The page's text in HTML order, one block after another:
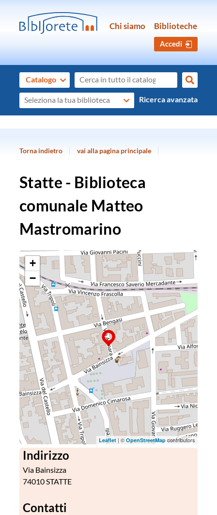
Chi siamo Biblioteche
Accedi
Catalogo
cambia
Cerca su "Catalogo"
Cerca
Ricerca avanzata
Seleziona
la
Torna indietro vai alla pagina principale
Statte - Biblioteca
comunale Matteo
Mastromarino
+
−
Leaflet | © OpenStreetMap contributors
Indirizzo
Via Bainsizza
74010 STATTE
Contatti